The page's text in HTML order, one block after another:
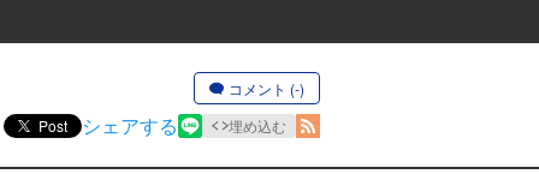
コメント (-)
Post シェアする 埋め込む